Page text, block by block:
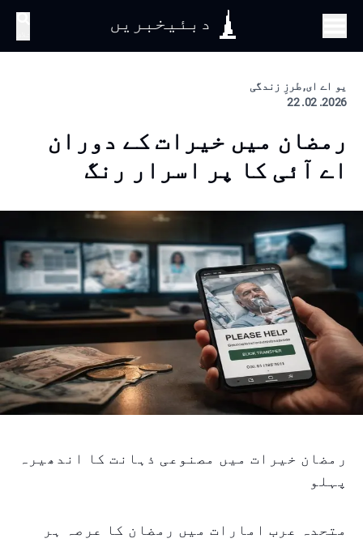
دبئیخبریں
یو اے ای, طرزِ زندگی
2026. 02. 22
رمضان میں خیرات کے دوران
اے آئی کا پر اسرار رنگ
رمضان خیرات میں مصنوعی ذہانت کا اندھیرہ
پہلو
متحدہ عرب امارات میں رمضان کا عرصہ ہر